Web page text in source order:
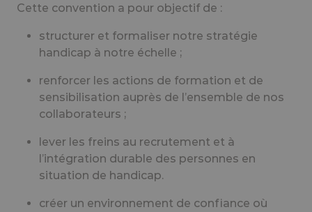
Cette convention a pour objectif de :
structurer et formaliser notre stratégie
handicap à notre échelle ;
renforcer les actions de formation et de
sensibilisation auprès de l’ensemble de nos
collaborateurs ;
lever les freins au recrutement et à
l’intégration durable des personnes en
situation de handicap.
créer un environnement de confiance où